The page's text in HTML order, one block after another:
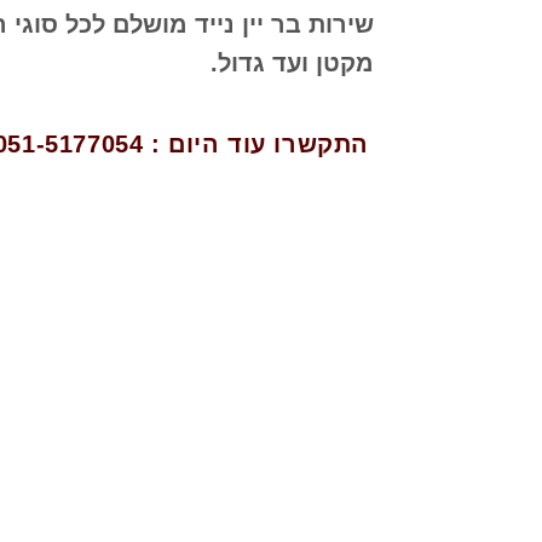
שירות בר יין נייד מושלם לכל סוגי
מקטן ועד גדול.
התקשרו עוד היום : 051-5177054